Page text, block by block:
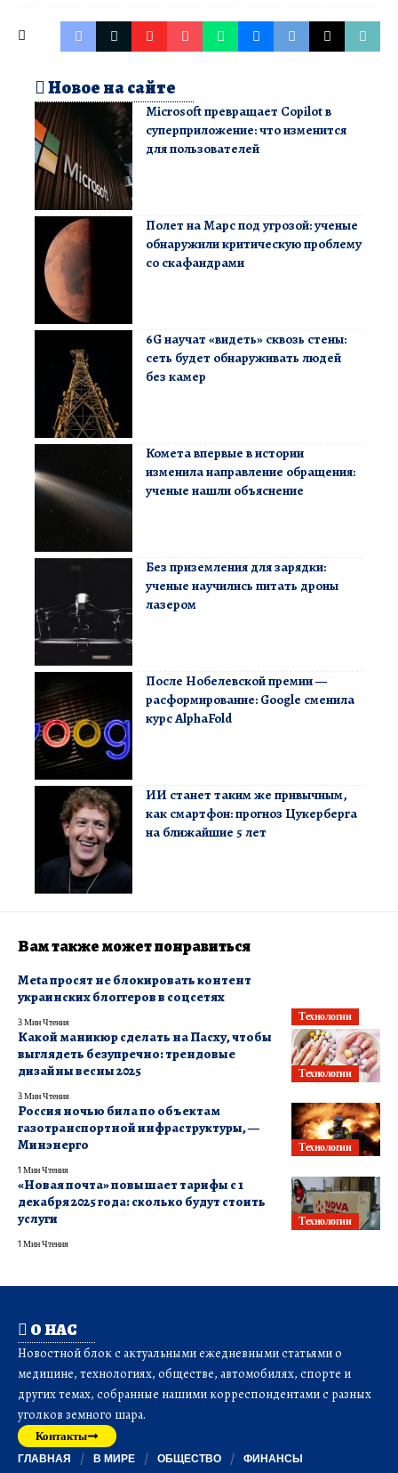
Новое на сайте
Microsoft превращает Copilot в
суперприложение: что изменится
для пользователей
Полет на Марс под угрозой: ученые
обнаружили критическую проблему
со скафандрами
6G научат «видеть» сквозь стены:
сеть будет обнаруживать людей
без камер
Комета впервые в истории
изменила направление обращения:
ученые нашли объяснение
Без приземления для зарядки:
ученые научились питать дроны
лазером
После Нобелевской премии —
расформирование: Google сменила
курс AlphaFold
ИИ станет таким же привычным,
как смартфон: прогноз Цукерберга
на ближайшие 5 лет
Вам также может понравиться
Технологии
Meta просят не блокировать контент
украинских блоггеров в соцсетях
3 Мин Чтения
Технологии
Какой маникюр сделать на Пасху, чтобы
выглядеть безупречно: трендовые
дизайны весны 2025
3 Мин Чтения
Технологии
Россия ночью била по объектам
газотранспортной инфраструктуры, —
Минэнерго
1 Мин Чтения
Технологии
«Новая почта» повышает тарифы с 1
декабря 2025 года: сколько будут стоить
услуги
1 Мин Чтения
О НАС
Новостной блок с актуальными ежедневными статьями о
медицине, технологиях, обществе, автомобилях, спорте и
других темах, собранные нашими корреспондентами с разных
уголков земного шара.
Контакты
ГЛАВНАЯ В МИРЕ ОБЩЕСТВО ФИНАНСЫ